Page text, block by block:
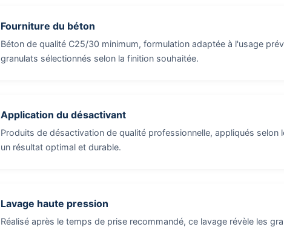
Fourniture du béton
Béton de qualité C25/30 minimum, formulation adaptée à l'usage
granulats sélectionnés selon la finition souhaitée.
Application du désactivant
Produits de désactivation de qualité professionnelle, appliqués
un résultat optimal et durable.
Lavage haute pression
Réalisé après le temps de prise recommandé, ce lavage révèle les